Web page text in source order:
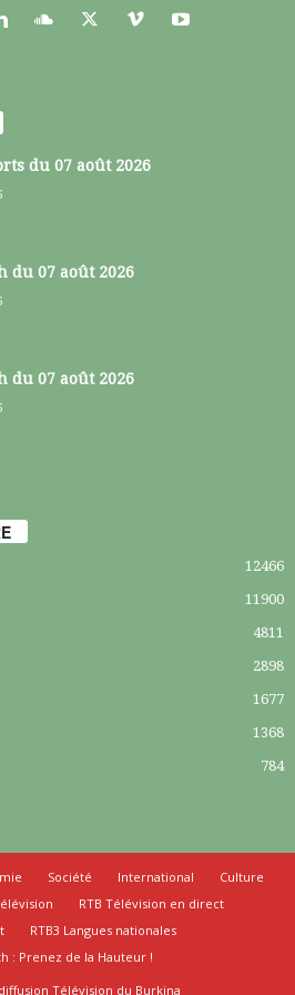
du 07 août 2026
du 07 août 2026
du 07 août 2026
12466
11900
4811
2898
1677
1368
784
Société International
Culture
RTB Télévision en direct
RTB3 Langues nationales
: Prenez de la Hauteur !
Télévision du Burkina